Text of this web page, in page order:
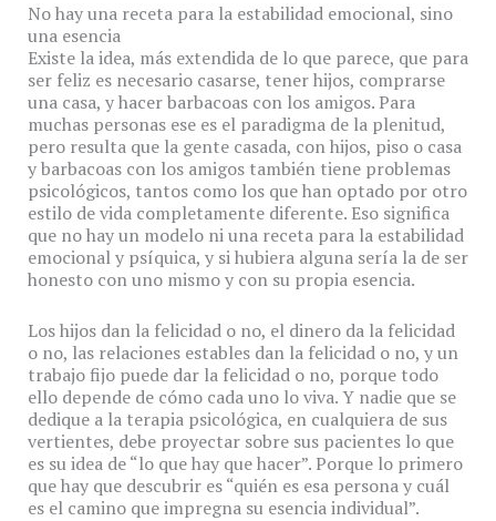
No hay una receta para la estabilidad emocional, sino
una esencia
Existe la idea, más extendida de lo que parece, que para
ser feliz es necesario casarse, tener hijos, comprarse
una casa, y hacer barbacoas con los amigos. Para
muchas personas ese es el paradigma de la plenitud,
pero resulta que la gente casada, con hijos, piso o casa
y barbacoas con los amigos también tiene problemas
psicológicos, tantos como los que han optado por otro
estilo de vida completamente diferente. Eso significa
que no hay un modelo ni una receta para la estabilidad
emocional y psíquica, y si hubiera alguna sería la de ser
honesto con uno mismo y con su propia esencia.
Los hijos dan la felicidad o no, el dinero da la felicidad
o no, las relaciones estables dan la felicidad o no, y un
trabajo fijo puede dar la felicidad o no, porque todo
ello depende de cómo cada uno lo viva. Y nadie que se
dedique a la terapia psicológica, en cualquiera de sus
vertientes, debe proyectar sobre sus pacientes lo que
es su idea de “lo que hay que hacer”. Porque lo primero
que hay que descubrir es “quién es esa persona y cuál
es el camino que impregna su esencia individual”.